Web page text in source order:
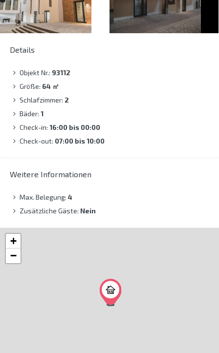
Details
Objekt Nr.: 93112
Größe: 64 ㎡
Schlafzimmer: 2
Bäder: 1
Check-in: 16:00 bis 00:00
Check-out: 07:00 bis 10:00
Weitere Informationen
Max. Belegung: 4
Zusätzliche Gäste: Nein
+
−